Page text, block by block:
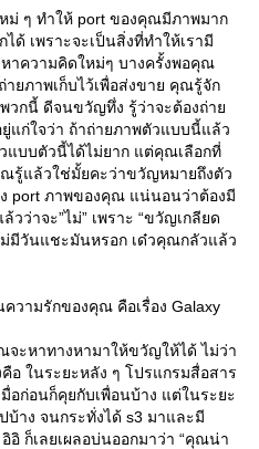
ม่ ๆ ทำให้ port ของคุณมีภาพมาก
เพราะจะเป็นสิ่งที่ทำให้เรามี
าความคิดใหม่ๆ บางครั้งพอคุณ
ยภาพเก็บไว้เพื่อส่งขาย คุณรู้จัก
วกนี้ ดีจนขวัญทึ่ง รู้ว่าจะต้องถ่า
แก่ใจว่า ถ้าถ่ายภาพตัวแบบนี้แล้ว
บบตัวนี้ได้ไม่ยาก แต่คุณเลือกที่
รู้แล้วใช่มั้ยคะว่าขวัญหมายถึงตัว
port ภาพของคุณ แน่นอนว่าต้องมี
ว่าจะ”ไม่” เพราะ “ขวัญเกลียด
ม่มีวันแชะมันหรอก เด๋วคุณกลัวแล้ว
วามรักของคุณ คือเรื่อง Galaxy
จะหาทางหามาให้ขวัญให้ได้ ไม่ว่า
ในระยะหลัง ๆ โปรแกรมสื่อสาร
ก่อนก็คุยกับเพื่อนบ้าง แต่ในระยะ
บ้าง จนกระทั่งได้ s3 มาและมี
ก็เลยเผลอบ่นออกมาว่า “คุณน่า